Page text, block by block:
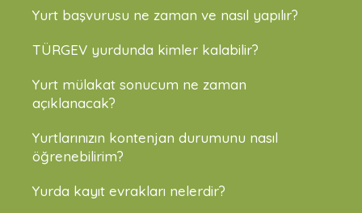
Yurt başvurusu ne zaman ve nasıl yapılır?
TÜRGEV yurdunda kimler kalabilir?
Yurt mülakat sonucum ne zaman
açıklanacak?
Yurtlarınızın kontenjan durumunu nasıl
öğrenebilirim?
Yurda kayıt evrakları nelerdir?